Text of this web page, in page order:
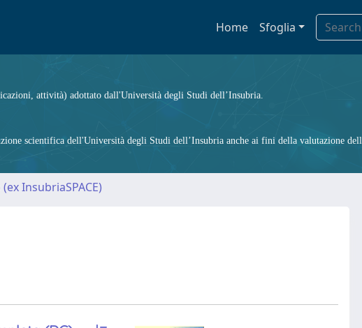
Home Sfoglia
attività) adottato dall'Università degli Studi dell’Insubria.
scientifica dell'Università degli Studi dell’Insubria anche ai fini della valutazione
InsubriaSPACE)